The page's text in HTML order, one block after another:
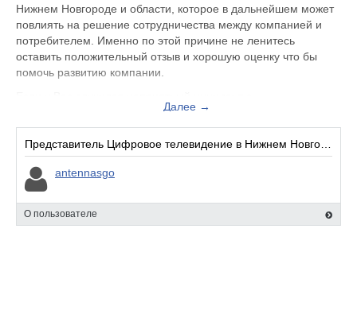
Нижнем Новгороде и области, которое в дальнейшем может
повлиять на решение сотрудничества между компанией и
потребителем. Именно по этой причине не ленитесь
оставить положительный отзыв и хорошую оценку что бы
помочь развитию компании.
обслуживающим персоналом, Вы можете оставить жалобу
не только на официальном сайте cifra-nn.ru, но и здесь.
Представитель организации ответит на Ваш отзыв и примет
меры по улучшению качества предоставляемых услуг.
Цифровое телевидение в Нижнем Новгороде и области
27а, вы можете поделиться впечатлением от посещения
Далее →
antennasgo
О пользователе